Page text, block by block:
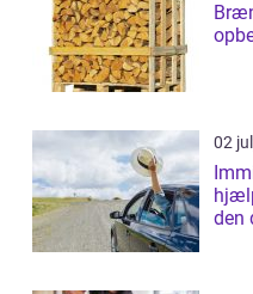
02
den